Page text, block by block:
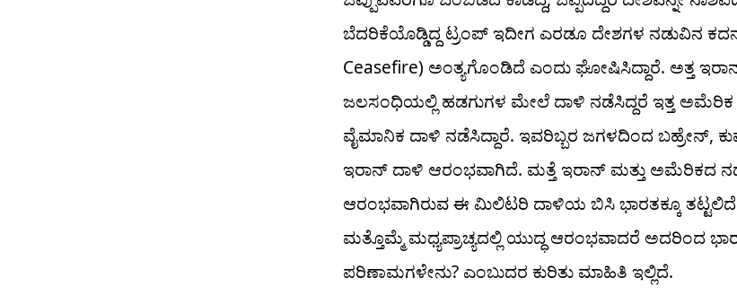
ಬೆದರಿಕೆಯೊಡ್ಡಿದ್ದ ಟ್ರಂಪ್ ಇದೀಗ ಎರಡೂ ದೇಶಗಳ ನಡುವಿನ
Ceasefire) ಅಂತ್ಯಗೊಂಡಿದೆ ಎಂದು ಘೋಷಿಸಿದ್ದಾರೆ. ಅತ್ತ
ಜಲಸಂಧಿಯಲ್ಲಿ ಹಡಗುಗಳ ಮೇಲೆ ದಾಳಿ ನಡೆಸಿದ್ದರೆ ಇತ್ತ
ವೈಮಾನಿಕ ದಾಳಿ ನಡೆಸಿದ್ದಾರೆ. ಇವರಿಬ್ಬರ ಜಗಳದಿಂದ ಬಹ್ರೇನ್,
ಇರಾನ್ ದಾಳಿ ಆರಂಭವಾಗಿದೆ. ಮತ್ತೆ ಇರಾನ್ ಮತ್ತು ಅಮೆರಿಕದ
ಆರಂಭವಾಗಿರುವ ಈ ಮಿಲಿಟರಿ ದಾಳಿಯ ಬಿಸಿ ಭಾರತಕ್ಕೂ
ಮತ್ತೊಮ್ಮೆ ಮಧ್ಯಪ್ರಾಚ್ಯದಲ್ಲಿ ಯುದ್ಧ ಆರಂಭವಾದರೆ ಅದರಿಂದ
ಪರಿಣಾಮಗಳೇನು? ಎಂಬುದರ ಕುರಿತು ಮಾಹಿತಿ ಇಲ್ಲಿದೆ.